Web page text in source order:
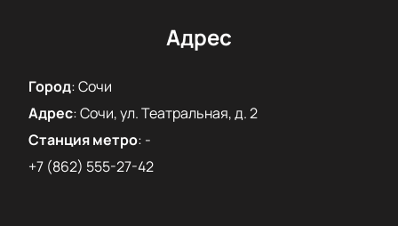
Адрес
Город:Сочи
Адрес:Сочи, ул. Театральная, д. 2
Станция метро: -
+7 (862) 555-27-42